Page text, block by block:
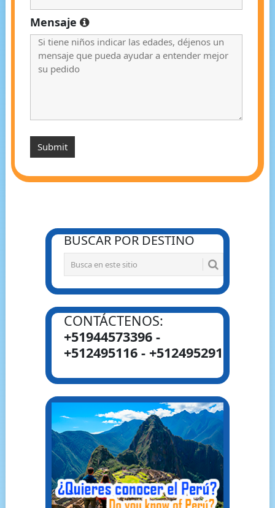
Mensaje
BUSCAR POR DESTINO
CONTÁCTENOS:
+51944573396 -
+512495116 - +512495291